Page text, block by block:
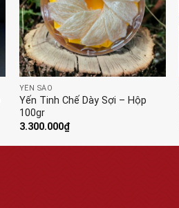
YẾN SÀO
Yến Tinh Chế Dày Sợi – Hộp
100gr
3.300.000₫